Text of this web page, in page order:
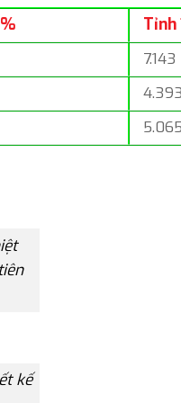
Tỉnh
7.143
4.393
5.065
kế